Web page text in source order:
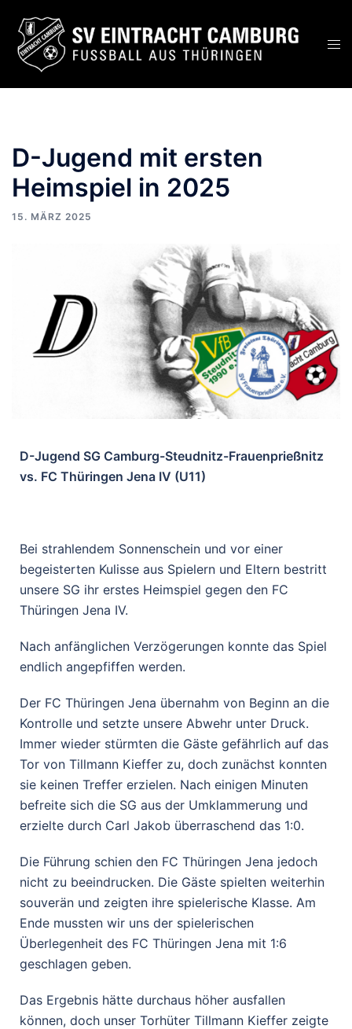
D-Jugend mit ersten
Heimspiel in 2025
15. MÄRZ 2025
D-Jugend SG Camburg-Steudnitz-Frauenprießnitz
vs. FC Thüringen Jena IV (U11)
Bei strahlendem Sonnenschein und vor einer
begeisterten Kulisse aus Spielern und Eltern bestritt
unsere SG ihr erstes Heimspiel gegen den FC
Thüringen Jena IV.
Nach anfänglichen Verzögerungen konnte das Spiel
endlich angepfiffen werden.
Der FC Thüringen Jena übernahm von Beginn an die
Kontrolle und setzte unsere Abwehr unter Druck.
Immer wieder stürmten die Gäste gefährlich auf das
Tor von Tillmann Kieffer zu, doch zunächst konnten
sie keinen Treffer erzielen. Nach einigen Minuten
befreite sich die SG aus der Umklammerung und
erzielte durch Carl Jakob überraschend das 1:0.
Die Führung schien den FC Thüringen Jena jedoch
nicht zu beeindrucken. Die Gäste spielten weiterhin
souverän und zeigten ihre spielerische Klasse. Am
Ende mussten wir uns der spielerischen
Überlegenheit des FC Thüringen Jena mit 1:6
geschlagen geben.
Das Ergebnis hätte durchaus höher ausfallen
können, doch unser Torhüter Tillmann Kieffer zeigte